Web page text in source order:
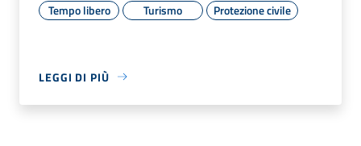
Tempo libero Turismo Protezione civile
LEGGI DI PIÙ